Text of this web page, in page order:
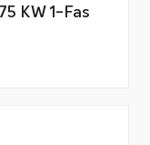
KW 1-Fas